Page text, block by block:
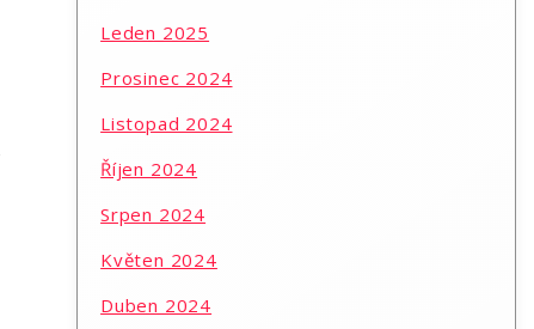
Leden 2025
Prosinec 2024
Listopad 2024
Říjen 2024
Srpen 2024
Květen 2024
Duben 2024